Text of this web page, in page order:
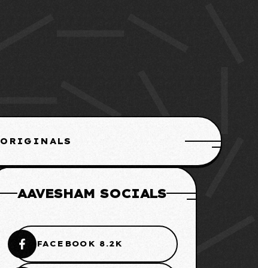
ORIGINALS
AAVESHAM SOCIALS
FACEBOOK 8.2K